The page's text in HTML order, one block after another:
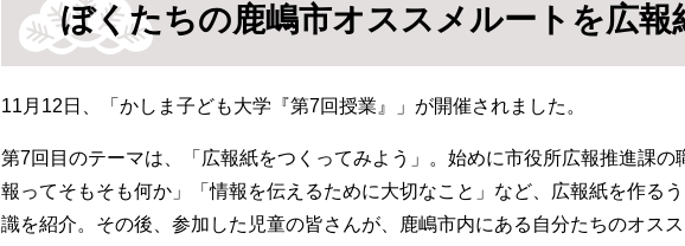
ぼくたちの鹿嶋市オススメルートを広報
11月12日、「かしま子ども大学『第7回授業』」が開催されました。
第7回目のテーマは、「広報紙をつくってみよう」。始めに市役所広報推進課の
報ってそもそも何か」「情報を伝えるために大切なこと」など、広報紙を作る
識を紹介。その後、参加した児童の皆さんが、鹿嶋市内にある自分たちのオス